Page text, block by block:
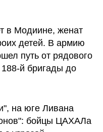
в Модиине, женат
детей. В армию
путь от рядового
188-й бригады до
на юге Ливана
бойцы ЦАХАЛа